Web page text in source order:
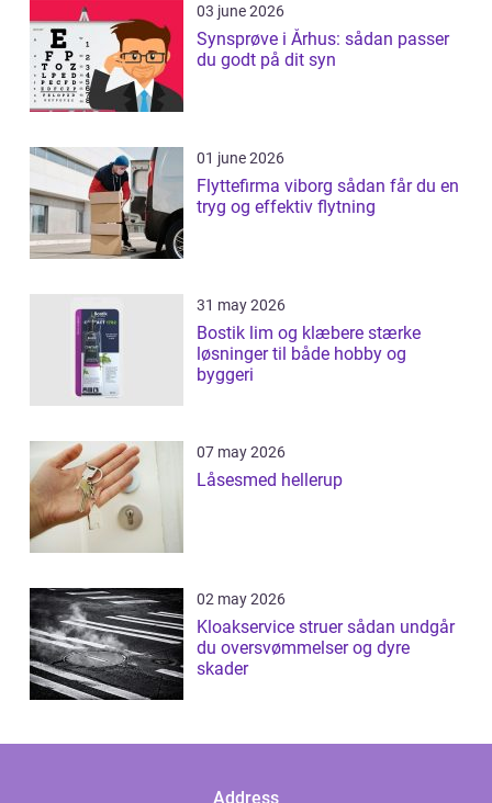
03 june 2026
Synsprøve i Århus: sådan passer
du godt på dit syn
01 june 2026
Flyttefirma viborg sådan får du en
tryg og effektiv flytning
31 may 2026
Bostik lim og klæbere stærke
løsninger til både hobby og
byggeri
07 may 2026
Låsesmed hellerup
02 may 2026
Kloakservice struer sådan undgår
du oversvømmelser og dyre
skader
Address